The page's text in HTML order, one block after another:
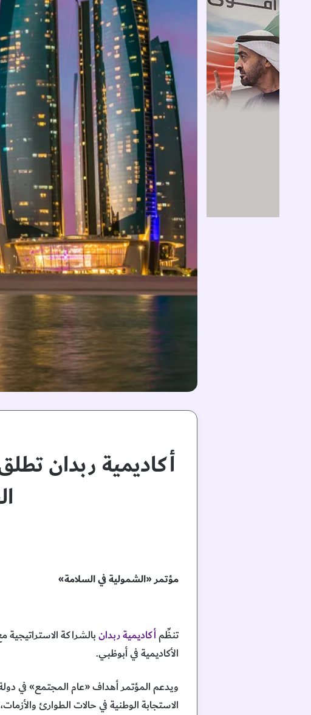
أكاديمية ربدان
مؤتمر «الشمولية في السلامة»
تنظِّمأكاديمية ربدانبالشراكة الاستراتيجية
الأكاديمية في أبوظبي.
ويدعم المؤتمر أهداف «عام المجتمع» في
الاستجابة الوطنية في حالات الطوارئ